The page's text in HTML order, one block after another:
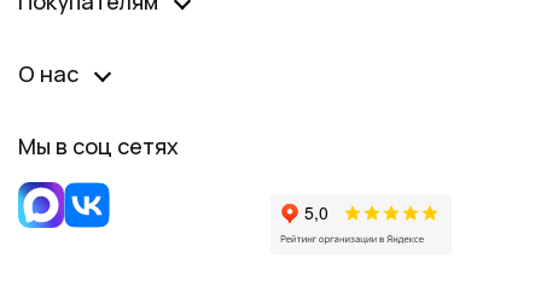
О нас
Мы в соц сетях